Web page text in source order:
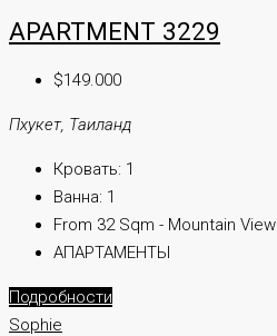
APARTMENT 3229
$149.000
Пхукет, Таиланд
Кровать: 1
Ванна: 1
From 32 Sqm - Mountain View
АПАРТАМЕНТЫ
Подробности
Sophie